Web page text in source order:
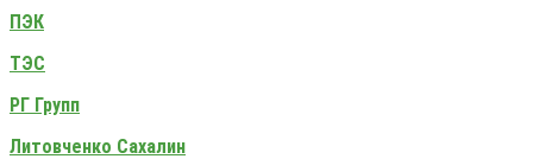
ПЭК
ТЭС
РГ Групп
Литовченко Сахалин